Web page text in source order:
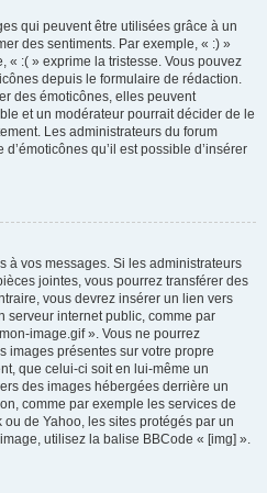
qui peuvent être utilisées grâce à un
des sentiments. Par exemple, « :) »
« :( » exprime la tristesse. Vous pouvez
depuis le formulaire de rédaction.
des émoticônes, elles peuvent
et un modérateur pourrait décider de le
Les administrateurs du forum
qu’il est possible d’insérer
à vos messages. Si les administrateurs
jointes, vous pourrez transférer des
vous devrez insérer un lien vers
serveur internet public, comme par
image.gif ». Vous ne pourrez
images présentes sur votre propre
que celui-ci soit en lui-même un
des images hébergées derrière un
comme par exemple les services de
de Yahoo, les sites protégés par un
utilisez la balise BBCode « [img] ».